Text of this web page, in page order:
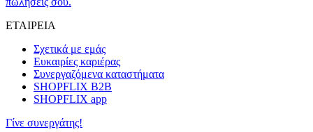
ΕΤΑΙΡΕΙΑ
Σχετικά με εμάς
Ευκαιρίες καριέρας
Συνεργαζόμενα καταστήματα
SHOPFLIX B2B
SHOPFLIX app
Γίνε συνεργάτης!